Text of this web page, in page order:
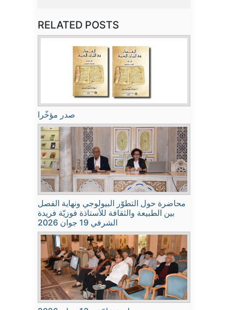
RELATED POSTS
صدر مؤخّرا
محاضرة حول التطوّر البيولوجي ونهاية الفصل
بين الطبيعة والثقافة للأستاذة فوزيّة فريدة
الشرفي 19 جوان 2026